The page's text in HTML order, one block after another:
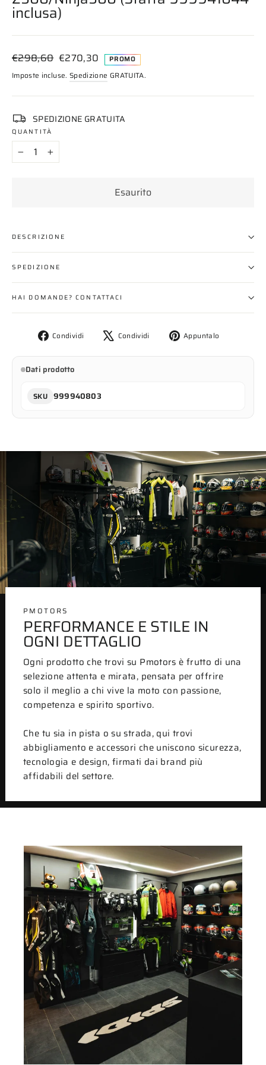
inclusa)
Prezzo
di
listino
€298,60 Prezzo
scontato
€270,30 PROMO
Imposte incluse. Spedizione GRATUITA.
SPEDIZIONE GRATUITA
QUANTITÀ
+
Esaurito
DESCRIZIONE
SPEDIZIONE
HAI DOMANDE? CONTATTACI
Condividi
Condividi
Facebook
Condividi
Twitta
X
Appuntalo
pin
Dati prodotto
SKU 999940803
PMOTORS
PERFORMANCE E STILE IN
OGNI DETTAGLIO
Ogni prodotto che trovi su Pmotors è frutto di una
selezione attenta e mirata, pensata per offrire
solo il meglio a chi vive la moto con passione,
competenza e spirito sportivo.
Che tu sia in pista o su strada, qui trovi
abbigliamento e accessori che uniscono sicurezza,
tecnologia e design, firmati dai brand più
affidabili del settore.